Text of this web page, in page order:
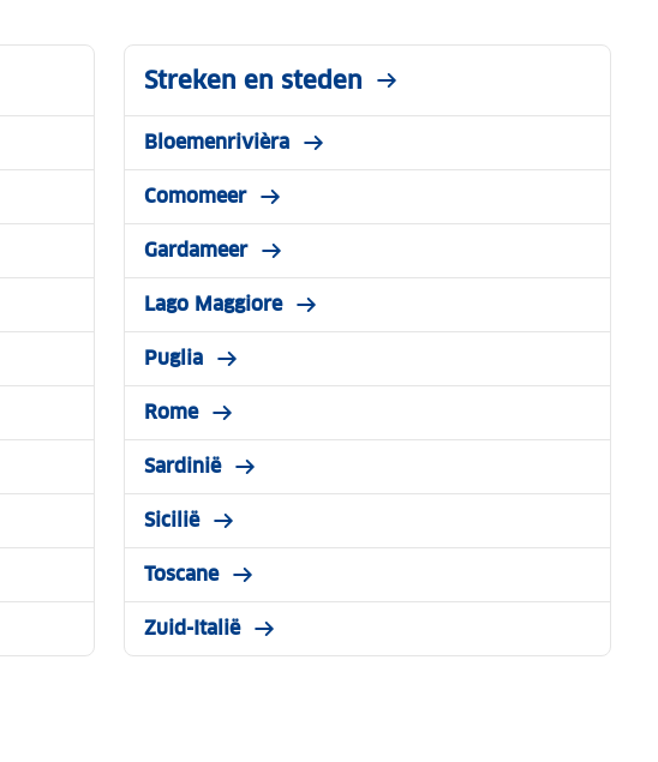
Streken en steden
Bloemenrivièra
Comomeer
Gardameer
Lago Maggiore
Puglia
Rome
Sardinië
Sicilië
Toscane
Zuid-Italië